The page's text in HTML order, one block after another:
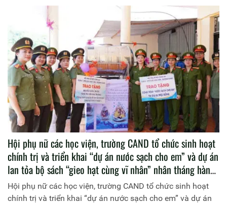
Hội phụ nữ các học viện, trường CAND tổ chức sinh hoạt
chính trị và triển khai “dự án nước sạch cho em” và dự án
lan tỏa bộ sách “gieo hạt cùng vĩ nhân” nhân tháng hành
động vì trẻ em tại tỉnh Điện Biên
Hội phụ nữ các học viện, trường CAND tổ chức sinh hoạt
chính trị và triển khai “dự án nước sạch cho em” và dự án